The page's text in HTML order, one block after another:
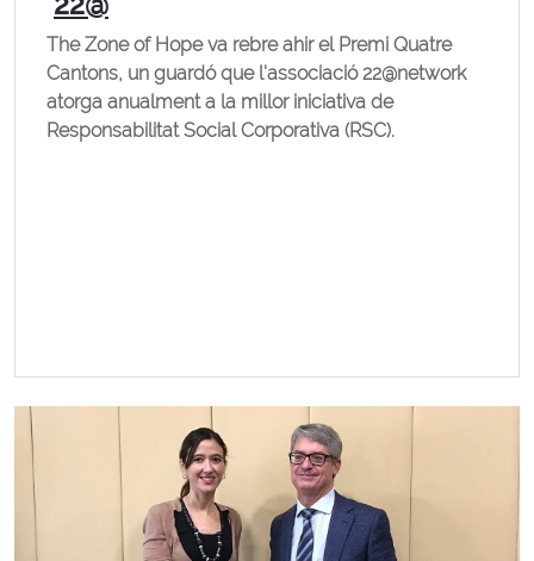
The Zone of Hope va rebre ahir el Premi Quatre
Cantons, un guardó que l'associació 22@network
atorga anualment a la millor iniciativa de
Responsabilitat Social Corporativa (RSC).